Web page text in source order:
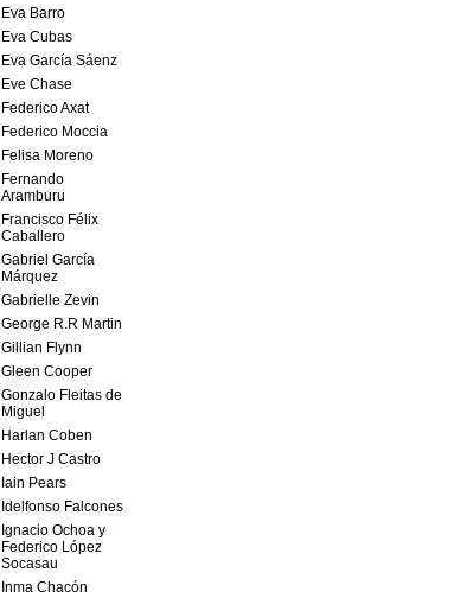
Eva Barro
Eva Cubas
Eva García Sáenz
Eve Chase
Federico Axat
Federico Moccia
Felisa Moreno
Fernando
Aramburu
Francisco Félix
Caballero
Gabriel García
Márquez
Gabrielle Zevin
George R.R Martin
Gillian Flynn
Gleen Cooper
Gonzalo Fleitas de
Miguel
Harlan Coben
Hector J Castro
Iain Pears
Idelfonso Falcones
Ignacio Ochoa y
Federico López
Socasau
Inma Chacón